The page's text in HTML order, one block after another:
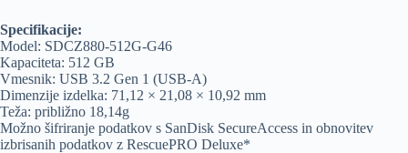
Specifikacije:
Model: SDCZ880-512G-G46
Kapaciteta: 512 GB
Vmesnik: USB 3.2 Gen 1 (USB-A)
Dimenzije izdelka: 71,12 × 21,08 × 10,92 mm
Teža: približno 18,14g
Možno šifriranje podatkov s SanDisk SecureAccess in obnovitev
izbrisanih podatkov z RescuePRO Deluxe*